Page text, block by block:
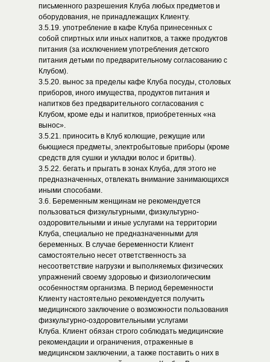
письменного разрешения Клуба любых предметов и
оборудования, не принадлежащих Клиенту.
3.5.19. употребление в кафе Клуба принесенных с
собой спиртных или иных напитков, а также продуктов
питания (за исключением употребления детского
питания детьми по предварительному согласованию с
Клубом).
3.5.20. вынос за пределы кафе Клуба посуды, столовых
приборов, иного имущества, продуктов питания и
напитков без предварительного согласования с
Клубом, кроме еды и напитков, приобретенных «на
вынос».
3.5.21. приносить в Клуб колющие, режущие или
бьющиеся предметы, электробытовые приборы (кроме
средств для сушки и укладки волос и бритвы).
3.5.22. бегать и прыгать в зонах Клуба, для этого не
предназначенных, отвлекать внимание занимающихся
иными способами.
3.6. Беременным женщинам не рекомендуется
пользоваться физкультурными, физкультурно-
оздоровительными и иные услугами на территории
Клуба, специально не предназначенными для
беременных. В случае беременности Клиент
самостоятельно несет ответственность за
несоответствие нагрузки и выполняемых физических
упражнений своему здоровью и физиологическим
особенностям организма. В период беременности
Клиенту настоятельно рекомендуется получить
медицинского заключение о возможности пользования
физкультурно-оздоровительными услугами
Клуба. Клиент обязан строго соблюдать медицинские
рекомендации и ограничения, отраженные в
медицинском заключении, а также поставить о них в